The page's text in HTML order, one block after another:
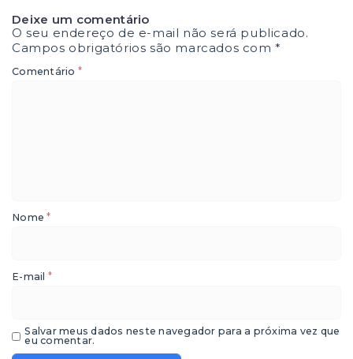
Deixe um comentário
O seu endereço de e-mail não será publicado.
Campos obrigatórios são marcados com*
Comentário *
Nome*
E-mail *
Salvar meus dados neste navegador para a próxima vez que
eu comentar.